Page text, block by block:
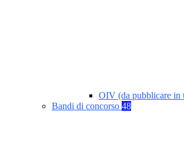
OIV (da pubblicare in
Bandi di concorso 48